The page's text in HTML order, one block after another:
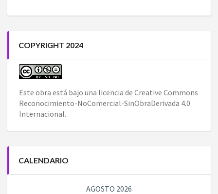
COPYRIGHT 2024
Este obra está bajo una licencia de Creative Commons
Reconocimiento-NoComercial-SinObraDerivada 4.0
Internacional.
CALENDARIO
AGOSTO 2026